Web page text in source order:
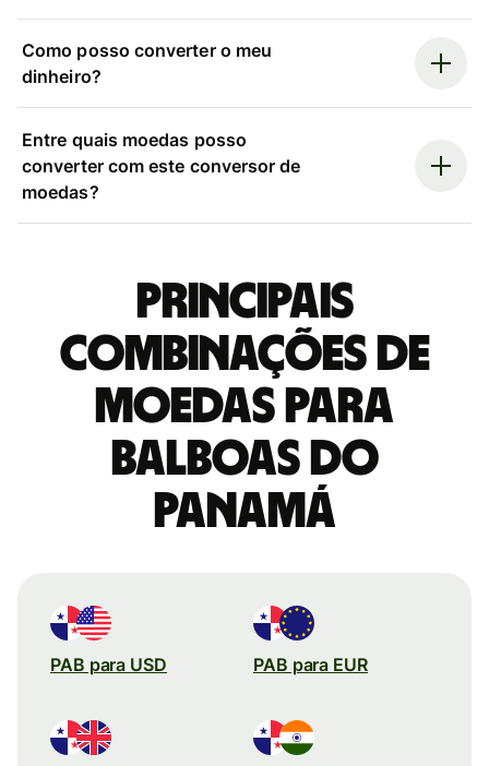
Como posso converter o meu
dinheiro?
Entre quais moedas posso
converter com este conversor de
moedas?
Principais
combinações de
moedas para
Balboas do
Panamá
PAB para USD PAB para EUR